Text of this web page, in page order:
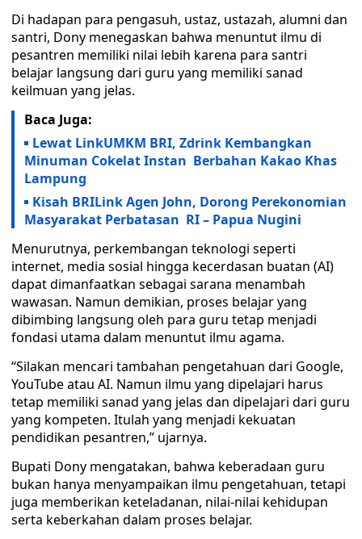
Di hadapan para pengasuh, ustaz, ustazah, alumni dan
santri, Dony menegaskan bahwa menuntut ilmu di
pesantren memiliki nilai lebih karena para santri
belajar langsung dari guru yang memiliki sanad
keilmuan yang jelas.
Baca Juga:
Lewat LinkUMKM BRI, Zdrink Kembangkan
Minuman Cokelat Instan Berbahan Kakao Khas
Lampung
Kisah BRILink Agen John, Dorong Perekonomian
Masyarakat Perbatasan RI – Papua Nugini
Menurutnya, perkembangan teknologi seperti
internet, media sosial hingga kecerdasan buatan (AI)
dapat dimanfaatkan sebagai sarana menambah
wawasan. Namun demikian, proses belajar yang
dibimbing langsung oleh para guru tetap menjadi
fondasi utama dalam menuntut ilmu agama.
“Silakan mencari tambahan pengetahuan dari Google,
YouTube atau AI. Namun ilmu yang dipelajari harus
tetap memiliki sanad yang jelas dan dipelajari dari guru
yang kompeten. Itulah yang menjadi kekuatan
pendidikan pesantren,” ujarnya.
Bupati Dony mengatakan, bahwa keberadaan guru
bukan hanya menyampaikan ilmu pengetahuan, tetapi
juga memberikan keteladanan, nilai-nilai kehidupan
serta keberkahan dalam proses belajar.